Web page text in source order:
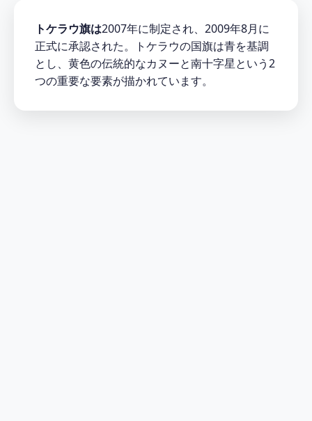
トケラウ旗は2007年に制定され、2009年8月に
正式に承認された。トケラウの国旗は青を基調
とし、黄色の伝統的なカヌーと南十字星という2
つの重要な要素が描かれています。